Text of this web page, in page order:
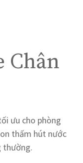
Chân
ưu cho phòng
thấm hút nước
thường.